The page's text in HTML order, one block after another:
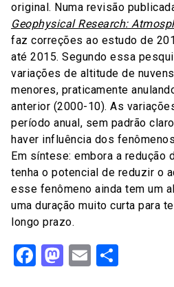
original. Numa revisão
Geophysical Research:
faz correções ao estudo de
até 2015. Segundo essa
variações de altitude de
menores, praticamente
anterior (2000-10). As
período anual, sem padrão
haver influência dos
Em síntese: embora a redução
tenha o potencial de reduzir o
esse fenômeno ainda tem um
uma duração muito curta para
longo prazo.
Facebook
Mastodon
Email